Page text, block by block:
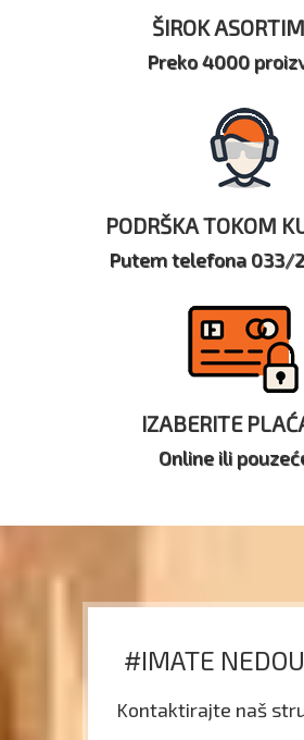
ŠIROK
Preko 4000
PODRŠKA TOKOM
Putem telefona 033/
IZABERITE
Online ili
#IMATE
Kontaktirajte naš